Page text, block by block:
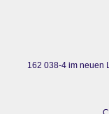
162 038-4 im neuen